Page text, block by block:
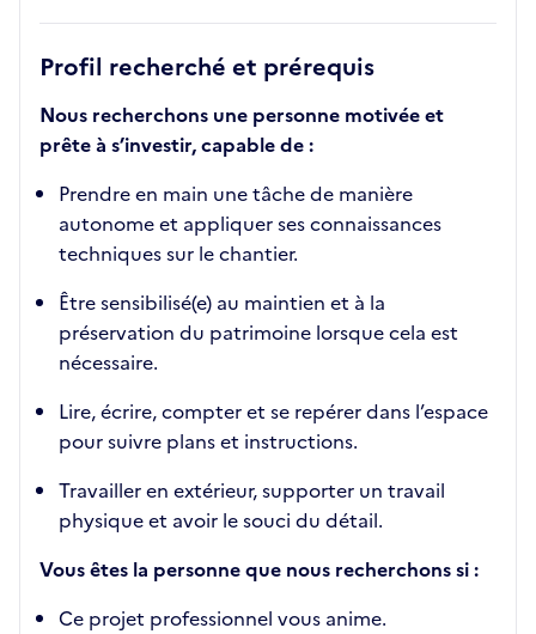
Profil recherché et prérequis
Nous recherchons une personne motivée et
prête à s’investir, capable de :
Prendre en main une tâche de manière
autonome et appliquer ses connaissances
techniques sur le chantier.
Être sensibilisé(e) au maintien et à la
préservation du patrimoine lorsque cela est
nécessaire.
Lire, écrire, compter et se repérer dans l’espace
pour suivre plans et instructions.
Travailler en extérieur, supporter un travail
physique et avoir le souci du détail.
Vous êtes la personne que nous recherchons si :
Ce projet professionnel vous anime.